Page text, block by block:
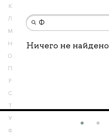
К
Л
М
Н
О
П
Р
С
Т
У
Ф
Ничего не найдено